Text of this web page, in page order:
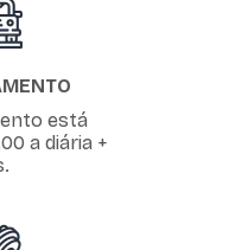
está
a diária +